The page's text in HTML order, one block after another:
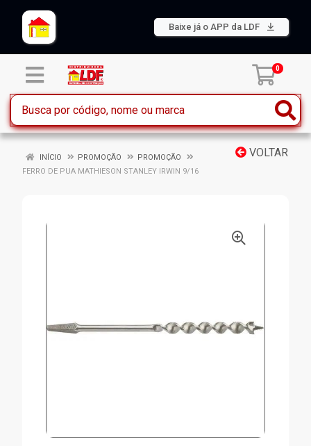
Baixe já o APP da LDF
0
VOLTAR
INÍCIO PROMOÇÃO
PROMOÇÃO
FERRO DE PUA MATHIESON STANLEY IRWIN 9/16